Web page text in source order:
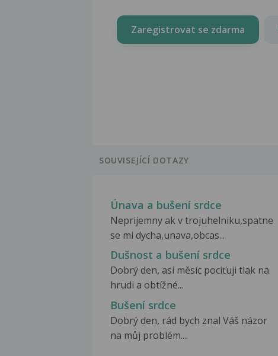
Zaregistrovat se zdarma
SOUVISEJÍCÍ DOTAZY
Únava a bušení srdce
Neprijemny ak v trojuhelniku,spatne
se mi dycha,unava,obcas...
Dušnost a bušení srdce
Dobrý den, asi měsíc pociťuji tlak na
hrudi a obtížné...
Bušení srdce
Dobrý den, rád bych znal Váš názor
na můj problém....